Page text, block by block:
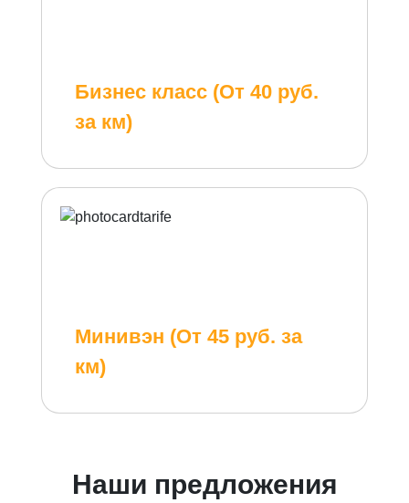
Бизнес класс (От 40 руб.
за км)
Минивэн (От 45 руб. за
км)
Наши предложения